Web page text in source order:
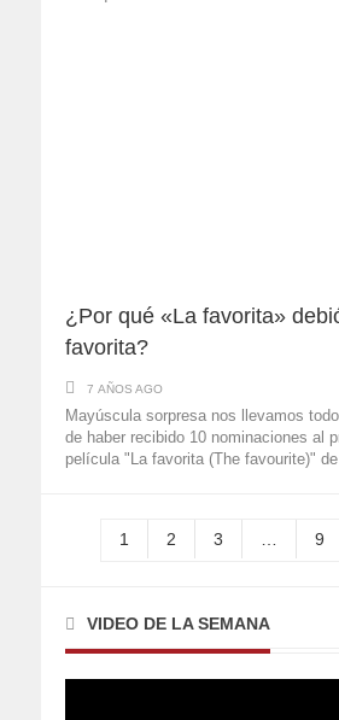
¿Por qué «La favorita»
favorita?
7 AÑOS AGO
Mayúscula sorpresa nos llevamos
de haber recibido 10 nominaciones al
película "La favorita (The favourite)"
1 2 3 9
VIDEO DE LA SEMANA